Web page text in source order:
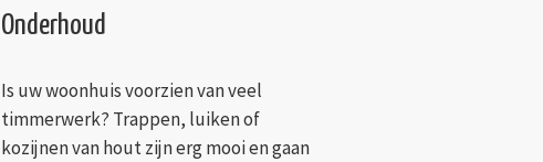
Onderhoud
Is uw woonhuis voorzien van veel
timmerwerk? Trappen, luiken of
kozijnen van hout zijn erg mooi en gaan